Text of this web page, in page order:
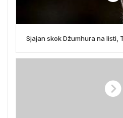
Sjajan skok Džumhura na listi,